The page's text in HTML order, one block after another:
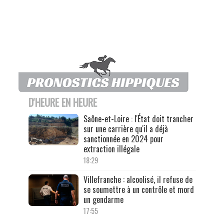
D'HEURE EN HEURE
Saône-et-Loire : l'État doit trancher
sur une carrière qu'il a déjà
sanctionnée en 2024 pour
extraction illégale
18:29
Villefranche : alcoolisé, il refuse de
se soumettre à un contrôle et mord
un gendarme
17:55